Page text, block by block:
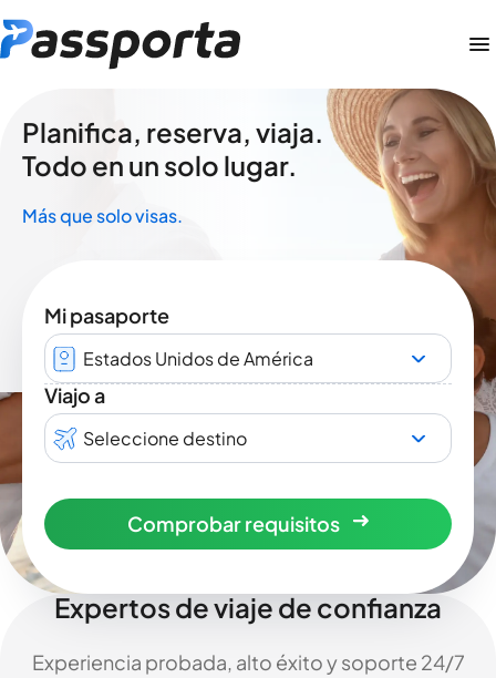
Planifica, reserva, viaja.
Todo en un solo lugar.
Más que solo visas.
Mi pasaporte
Estados Unidos de América
Viajo a
Seleccione destino
Comprobar requisitos
Expertos de viaje de confianza
Experiencia probada, alto éxito y soporte 24/7